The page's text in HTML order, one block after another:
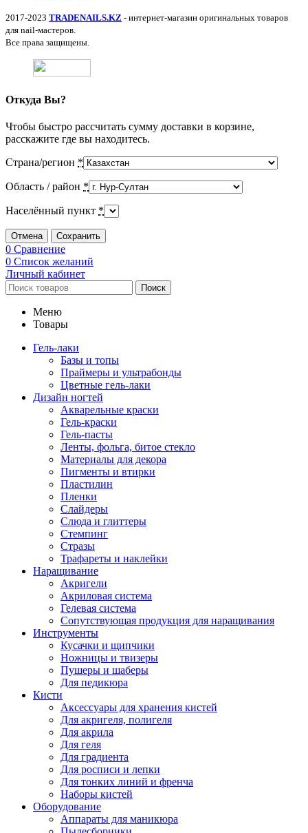
2017-2023 TRADENAILS.KZ - интернет-магазин оригинальных товаров
для nail-мастеров.
Все права защищены.
Откуда Вы?
Чтобы быстро рассчитать сумму доставки в корзине,
расскажите где вы находитесь.
Страна/регион *
Область / район *
Населённый пункт *
Отмена Сохранить
0 Сравнение
0 Список желаний
Личный кабинет
Поиск
Меню
Товары
Гель-лаки
Базы и топы
Праймеры и ультрабонды
Цветные гель-лаки
Дизайн ногтей
Акварельные краски
Гель-краски
Гель-пасты
Ленты, фольга, битое стекло
Материалы для декора
Пигменты и втирки
Пластилин
Пленки
Слайдеры
Слюда и глиттеры
Стемпинг
Стразы
Трафареты и наклейки
Наращивание
Акригели
Акриловая система
Гелевая система
Сопутствующая продукция для наращивания
Инструменты
Кусачки и щипчики
Ножницы и твизеры
Пушеры и шаберы
Для педикюра
Кисти
Аксессуары для хранения кистей
Для акригеля, полигеля
Для акрила
Для геля
Для градиента
Для росписи и лепки
Для тонких линий и френча
Наборы кистей
Оборудование
Аппараты для маникюра